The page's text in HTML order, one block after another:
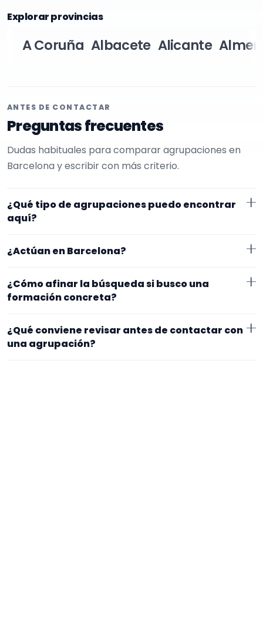
Explorar provincias
A Coruña Albacete Alicante
ANTES DE CONTACTAR
Preguntas frecuentes
Dudas habituales para comparar agrupaciones en
Barcelona y escribir con más criterio.
¿Qué tipo de agrupaciones puedo encontrar
aquí?
Conviene comparar repertorio, tamaño de la
¿Actúan en Barcelona?
trabajan en Barcelona. Algunos son de la zona y otros
exacto, horarios y posibles gastos.
¿Cómo afinar la búsqueda si busco una
formación concreta?
Empieza por el tipo de evento y la zona. Si ya sabes el
formato que te encaja, usa el filtro de tipo de
agrupación para quedarte con opciones más
¿Qué conviene revisar antes de contactar con
una agrupación?